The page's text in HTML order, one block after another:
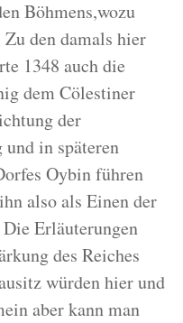
Böhmens,wozu
den damals hier
1348 auch die
dem Cölestiner
der
in späteren
Oybin führen
also als Einen der
Erläuterungen
des Reiches
würden hier und
aber kann man